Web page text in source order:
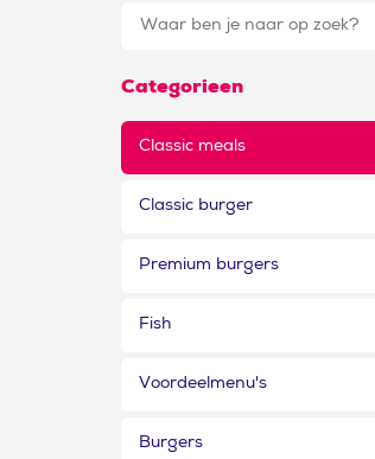
Categorieen
Classic meals
Classic burger
Premium burgers
Fish
Voordeelmenu's
Burgers